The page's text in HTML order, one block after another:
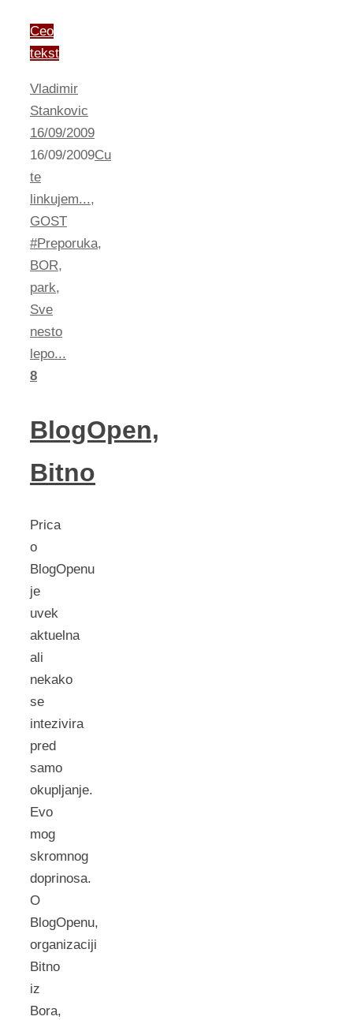
Ceo
tekst
Vladimir
Stankovic
16/09/2009
16/09/2009Cu
te
linkujem...,
GOST
#Preporuka,
BOR,
park,
Sve
nesto
lepo...
8
BlogOpen,
Bitno
Prica
o
BlogOpenu
je
uvek
aktuelna
ali
nekako
se
intezivira
pred
samo
okupljanje.
Evo
mog
skromnog
doprinosa.
O
BlogOpenu,
organizaciji
Bitno
iz
Bora,